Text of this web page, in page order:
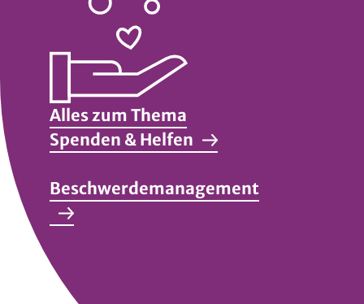
Alles zum Thema
Spenden & Helfen
Beschwerdemanagement